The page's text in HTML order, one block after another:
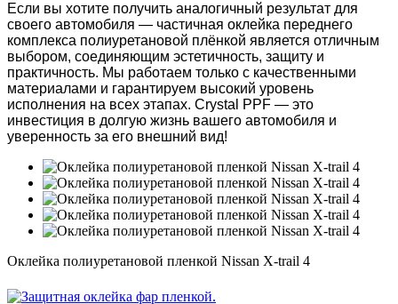
Если вы хотите получить аналогичный результат для
своего автомобиля — частичная оклейка переднего
комплекса полиуретановой плёнкой является отличным
выбором, соединяющим эстетичность, защиту и
практичность. Мы работаем только с качественными
материалами и гарантируем высокий уровень
исполнения на всех этапах. Crystal PPF — это
инвестиция в долгую жизнь вашего автомобиля и
уверенность за его внешний вид!
Оклейка полиуретановой пленкой Nissan X-trail 4